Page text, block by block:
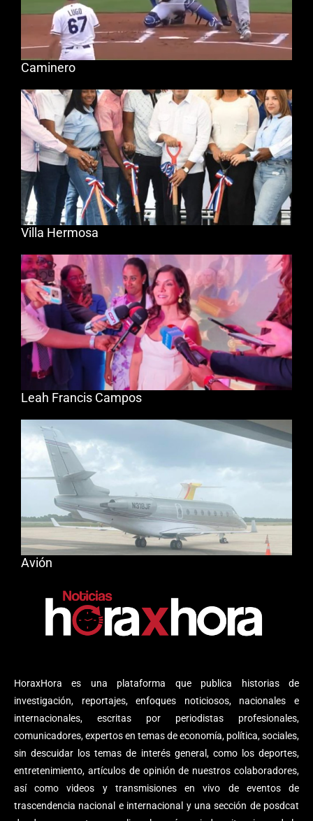
HoraxHora es una plataforma que publica historias de
investigación, reportajes, enfoques noticiosos, nacionales e
internacionales, escritas por periodistas profesionales,
comunicadores, expertos en temas de economía, política, sociales,
sin descuidar los temas de interés general, como los deportes,
entretenimiento, artículos de opinión de nuestros colaboradores,
así como videos y transmisiones en vivo de eventos de
trascendencia nacional e internacional y una sección de posdcat
Caminero
Villa Hermosa
Leah Francis Campos
Avión